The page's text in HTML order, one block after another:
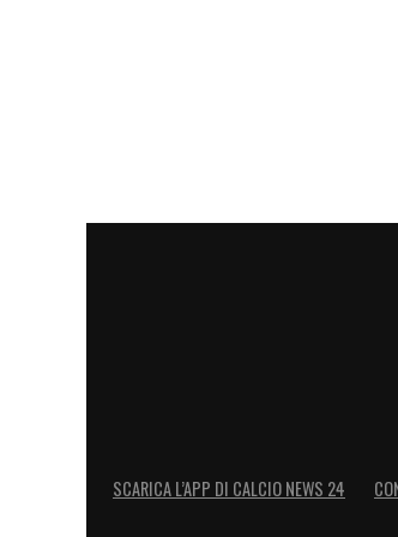
LA PLAYLIST DELLE
SCARICA L’APP DI CALCIO NEWS 24